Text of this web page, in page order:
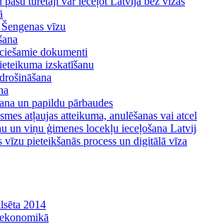
vīzu
dokumenti
izskatīšanu
un papildu pārbaudes
atļaujas atteikuma, anulēšanas vai
un viņu ģimenes locekļu ieceļošana
vīzu pieteikšanās process un digitālā vīza
2014